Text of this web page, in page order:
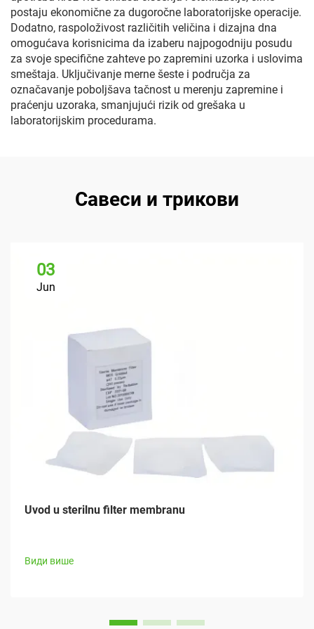
postaju ekonomične za dugoročne laboratorijske operacije.
Dodatno, raspoloživost različitih veličina i dizajna dna
omogućava korisnicima da izaberu najpogodniju posudu
za svoje specifične zahteve po zapremini uzorka i uslovima
smeštaja. Uključivanje merne šeste i područja za
označavanje poboljšava tačnost u merenju zapremine i
praćenju uzoraka, smanjujući rizik od grešaka u
laboratorijskim procedurama.
Савеси и трикови
03
Jun
Uvod u sterilnu filter membranu
Види више